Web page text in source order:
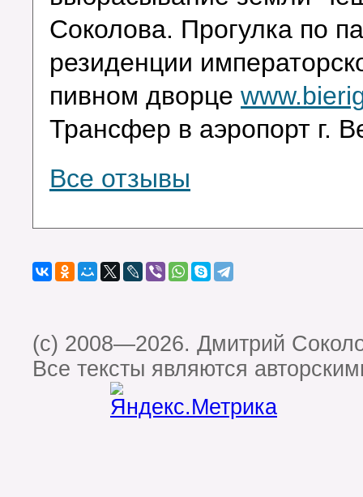
Соколова. Прогулка по
резиденции
пивном дворце
Трансфер в аэропорт г.
Все отзывы
(c) 2008—2026. Дмитрий
Все тексты являются